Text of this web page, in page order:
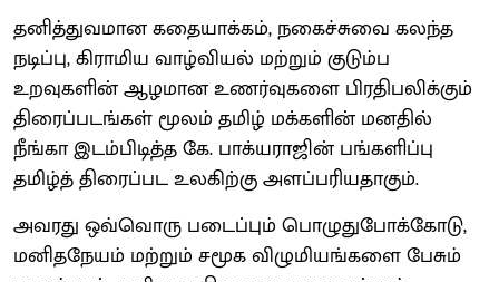
தனித்துவமான கதையாக்கம், நகைச்சுவை கலந்த
நடிப்பு, கிராமிய வாழ்வியல் மற்றும் குடும்ப
உறவுகளின் ஆழமான உணர்வுகளை பிரதிபலிக்கும்
திரைப்படங்கள் மூலம் தமிழ் மக்களின் மனதில்
நீங்கா இடம்பிடித்த கே. பாக்யராஜின் பங்களிப்பு
தமிழ்த் திரைப்பட உலகிற்கு அளப்பரியதாகும்.
அவரது ஒவ்வொரு படைப்பும் பொழுதுபோக்கோடு,
மனிதநேயம் மற்றும் சமூக விழுமியங்களை பேசும்